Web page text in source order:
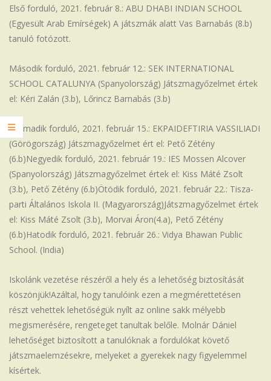
Első forduló, 2021. február 8.: ABU DHABI INDIAN SCHOOL
(Egyesült Arab Emírségek) A játszmák alatt Vas Barnabás (8.b)
tanuló fotózott.
Második forduló, 2021. február 12.: SEK INTERNATIONAL
SCHOOL CATALUNYA (Spanyolország) Játszmagyőzelmet értek
el: Kéri Zalán (3.b), Lőrincz Barnabás (3.b)
Harmadik forduló, 2021. február 15.: EKPAIDEFTIRIA VASSILIADI
(Görögország) Játszmagyőzelmet ért el: Pető Zétény
(6.b)Negyedik forduló, 2021. február 19.: IES Mossen Alcover
(Spanyolország) Játszmagyőzelmet értek el: Kiss Máté Zsolt
(3.b), Pető Zétény (6.b)Ötödik forduló, 2021. február 22.: Tisza-
parti Általános Iskola II. (Magyarország)Játszmagyőzelmet értek
el: Kiss Máté Zsolt (3.b), Morvai Áron(4.a), Pető Zétény
(6.b)Hatodik forduló, 2021. február 26.: Vidya Bhawan Public
School. (India)
Iskolánk vezetése részéről a hely és a lehetőség biztosítását
köszönjük!Azáltal, hogy tanulóink ezen a megmérettetésen
részt vehettek lehetőségük nyílt az online sakk mélyebb
megismerésére, rengeteget tanultak belőle. Molnár Dániel
lehetőséget biztosított a tanulóknak a fordulókat követő
játszmaelemzésekre, melyeket a gyerekek nagy figyelemmel
kísértek.